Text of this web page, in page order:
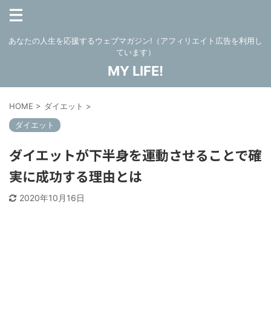
あなたの人生を応援するウェブマガジン!（アフィリエイト広告を利用し
ています）
MY LIFE!
HOME > ダイエット >
ダイエット
ダイエットが下半身を運動させることで確
実に成功する理由とは
2020年10月16日